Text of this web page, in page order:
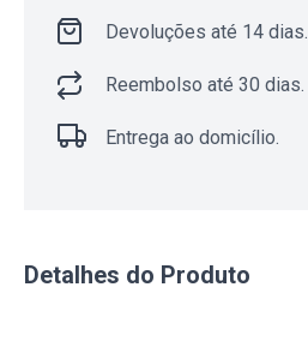
Devoluções até 14 dias.
Reembolso até 30 dias.
Entrega ao domicílio.
Detalhes do Produto